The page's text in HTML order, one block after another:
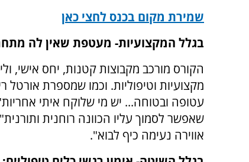
שמירת מקום בכנס לחצי כאן
בגלל המקצועיות- מעטפת שאין לה
הקורס מורכב מקבוצות קטנות, יחס אישי,
מקצועיות וטיפוליות. וכמו שמספרת אורטל
עטופה ובטוחה... יש מי שלוקח איתי
שאפשר לסמוך עליו הכוונה רוחנית
אווירה נעימה כיף לבוא".